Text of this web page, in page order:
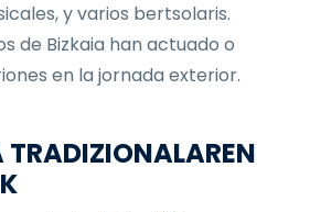
y varios bertsolaris.
de Bizkaia han actuado o
en la jornada exterior.